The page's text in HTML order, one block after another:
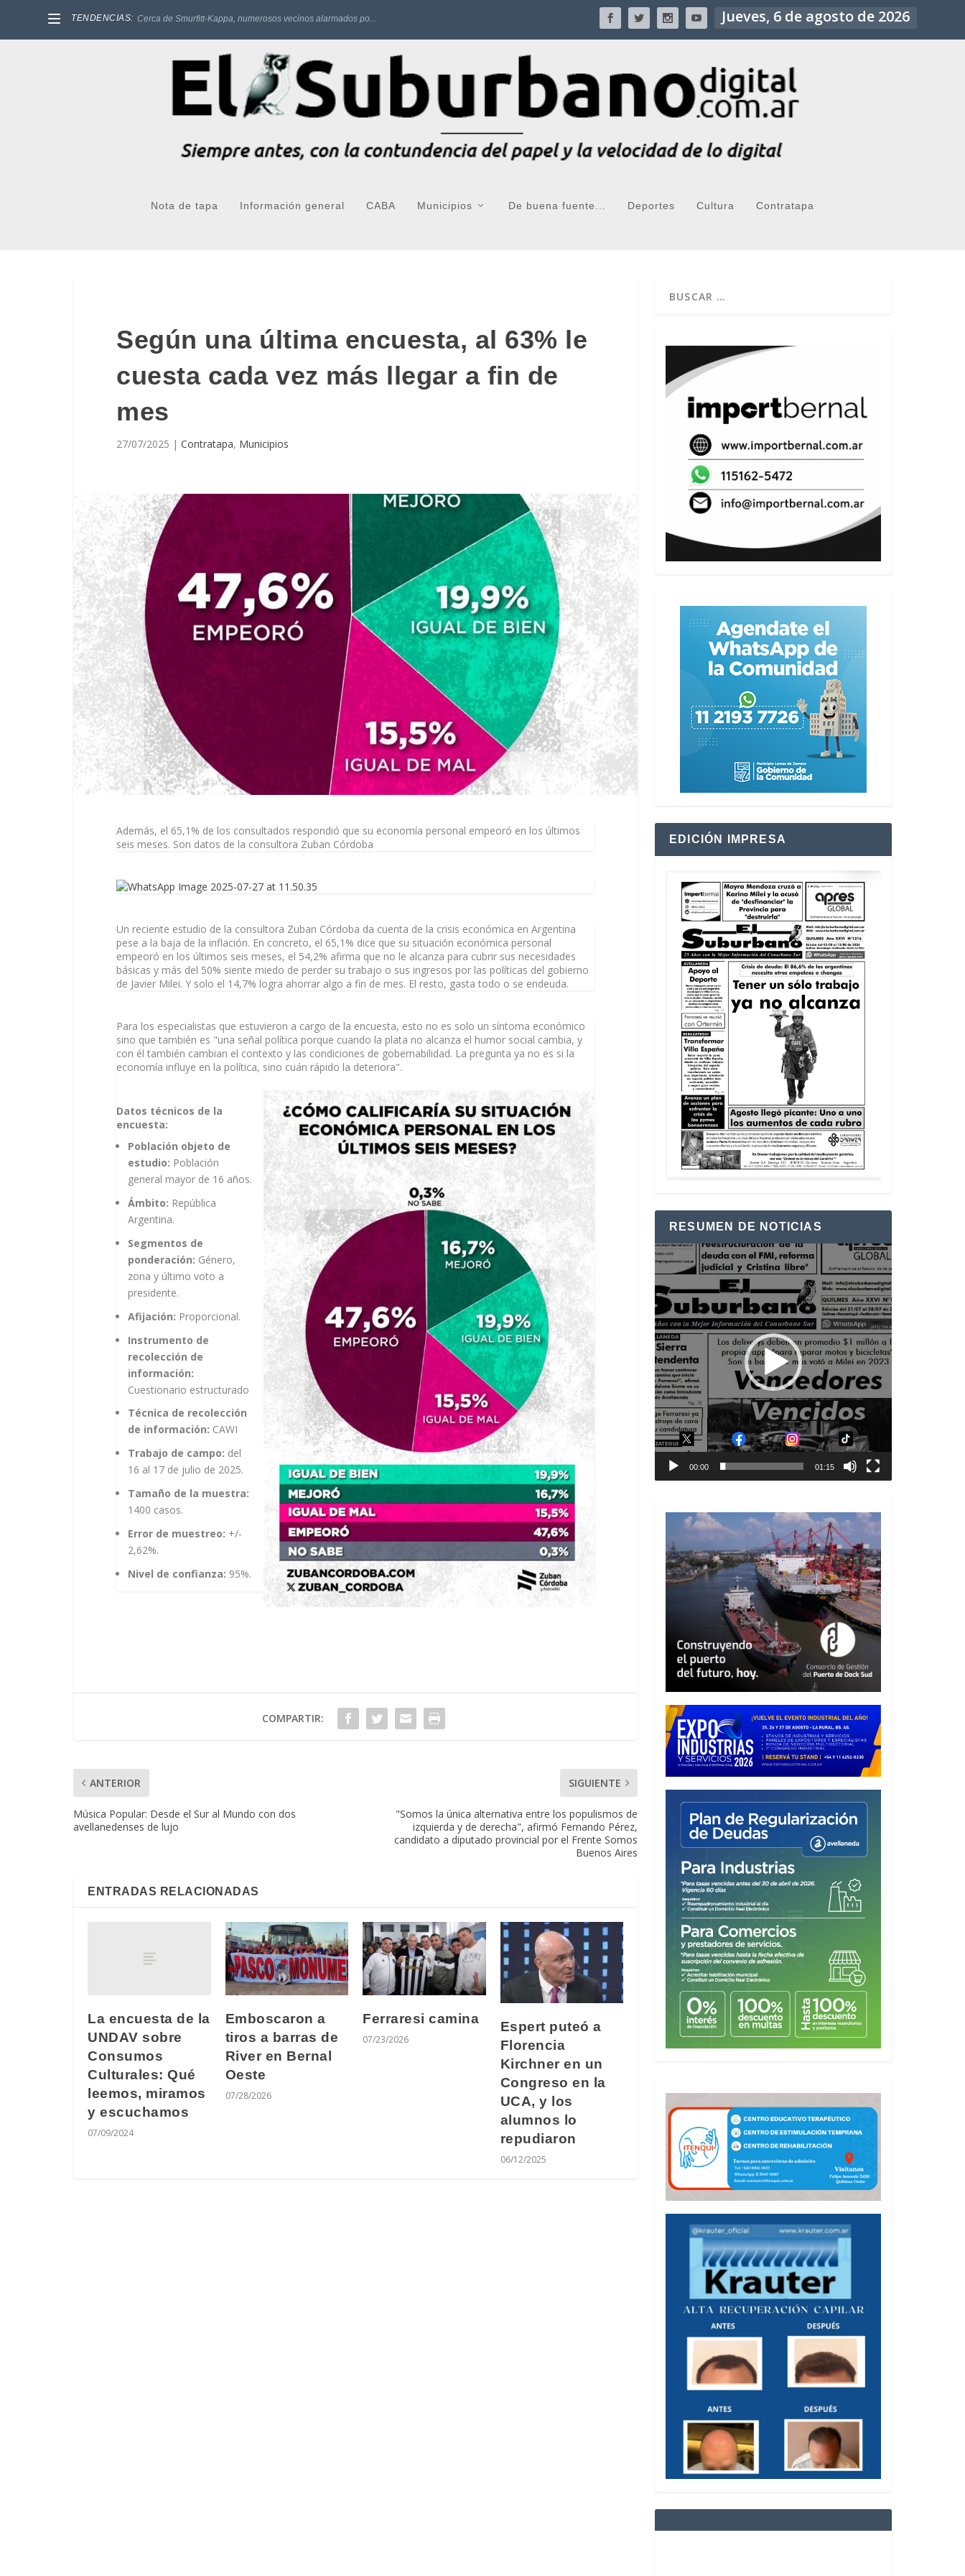
TENDENCIAS: Cerca de Smurfitt-Kappa, numerosos vecinos alarmados po... Jueves, 6 de agosto de 2026
Nota de tapa Información general CABA Municipios De buena fuente... Deportes Cultura Contratapa
Según una última encuesta, al 63% le
cuesta cada vez más llegar a fin de
mes
27/07/2025 | Contratapa, Municipios
Además, el 65,1% de los consultados respondió que su economía personal empeoró en los últimos
seis meses. Son datos de la consultora Zuban Córdoba
Un reciente estudio de la consultora Zuban Córdoba da cuenta de la crisis económica en Argentina
pese a la baja de la inflación. En concreto, el 65,1% dice que su situación económica personal
empeoró en los últimos seis meses, el 54,2% afirma que no le alcanza para cubrir sus necesidades
básicas y más del 50% siente miedo de perder su trabajo o sus ingresos por las políticas del gobierno
de Javier Milei. Y solo el 14,7% logra ahorrar algo a fin de mes. El resto, gasta todo o se endeuda.
Para los especialistas que estuvieron a cargo de la encuesta, esto no es solo un síntoma económico
sino que también es "una señal política porque cuando la plata no alcanza el humor social cambia, y
con él también cambian el contexto y las condiciones de gobernabilidad. La pregunta ya no es si la
economía influye en la política, sino cuán rápido la deteriora".
Datos técnicos de la
encuesta:
Población objeto de
estudio: Población
general mayor de 16 años.
Ámbito: República
Argentina.
Segmentos de
ponderación: Género,
zona y último voto a
presidente.
Afijación: Proporcional.
Instrumento de
recolección de
información:
Cuestionario estructurado
Técnica de recolección
de información: CAWI
Trabajo de campo: del
16 al 17 de julio de 2025.
Tamaño de la muestra:
1400 casos.
Error de muestreo: +/-
2,62%.
Nivel de confianza: 95%.
COMPARTIR:
ANTERIOR
Música Popular: Desde el Sur al Mundo con dos
avellanedenses de lujo
SIGUIENTE
"Somos la única alternativa entre los populismos de
izquierda y de derecha", afirmó Fernando Pérez,
candidato a diputado provincial por el Frente Somos
Buenos Aires
ENTRADAS RELACIONADAS
La encuesta de la
UNDAV sobre
Consumos
Culturales: Qué
leemos, miramos
y escuchamos
07/09/2024
Emboscaron a
tiros a barras de
River en Bernal
Oeste
07/28/2026
Ferraresi camina
07/23/2026
Espert puteó a
Florencia
Kirchner en un
Congreso en la
UCA, y los
alumnos lo
repudiaron
06/12/2025
EDICIÓN IMPRESA
RESUMEN DE NOTICIAS
Reproductor
de
vídeo
00:00 01:15